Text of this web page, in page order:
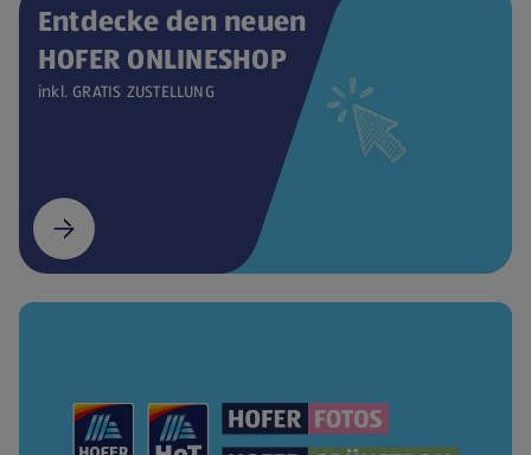
Entdecke den neuen
HOFER ONLINESHOP
inkl. GRATIS ZUSTELLUNG
(öffnet in einem neuen Tab)